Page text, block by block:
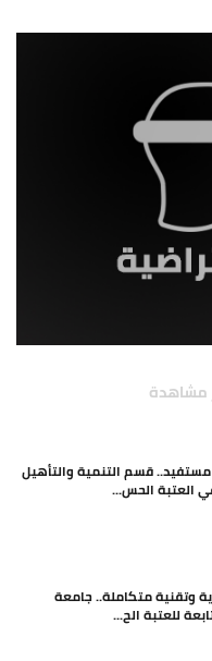
مشاهدة
(795) ألف مستفيد.. قسم التنمية والتأهيل
العتبة الحس...
وتقنية متكاملة.. جامعة
للعتبة الح...